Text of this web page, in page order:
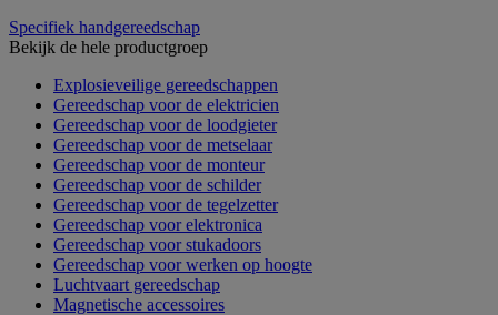
Specifiek handgereedschap
Bekijk de hele productgroep
Explosieveilige gereedschappen
Gereedschap voor de elektricien
Gereedschap voor de loodgieter
Gereedschap voor de metselaar
Gereedschap voor de monteur
Gereedschap voor de schilder
Gereedschap voor de tegelzetter
Gereedschap voor elektronica
Gereedschap voor stukadoors
Gereedschap voor werken op hoogte
Luchtvaart gereedschap
Magnetische accessoires